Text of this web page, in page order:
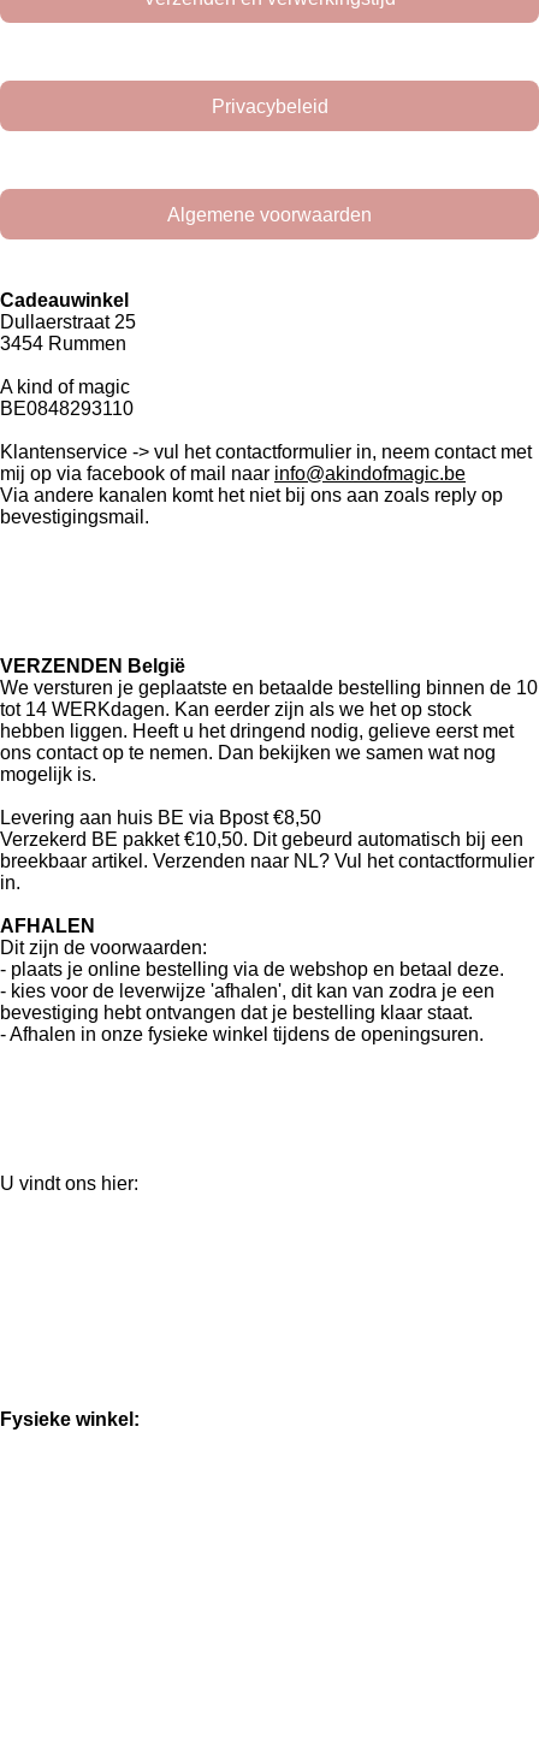
Privacybeleid
Algemene voorwaarden
Cadeauwinkel
Dullaerstraat 25
3454 Rummen
A kind of magic
BE0848293110
Klantenservice -> vul het contactformulier in, neem contact met
mij op via facebook of mail naar info@akindofmagic.be
Via andere kanalen komt het niet bij ons aan zoals reply op
bevestigingsmail.
VERZENDEN België
We versturen je geplaatste en betaalde bestelling binnen de 10
tot 14 WERKdagen. Kan eerder zijn als we het op stock
hebben liggen. Heeft u het dringend nodig, gelieve eerst met
ons contact op te nemen. Dan bekijken we samen wat nog
mogelijk is.
Levering aan huis BE via Bpost €8,50
Verzekerd BE pakket €10,50. Dit gebeurd automatisch bij een
breekbaar artikel. Verzenden naar NL? Vul het contactformulier
in.
AFHALEN
Dit zijn de voorwaarden:
- plaats je online bestelling via de webshop en betaal deze.
- kies voor de leverwijze 'afhalen', dit kan van zodra je een
bevestiging hebt ontvangen dat je bestelling klaar staat.
- Afhalen in onze fysieke winkel tijdens de openingsuren.
U vindt ons hier:
Fysieke winkel: